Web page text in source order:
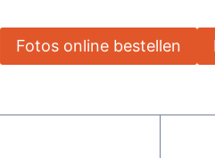
Fotos online bestellen